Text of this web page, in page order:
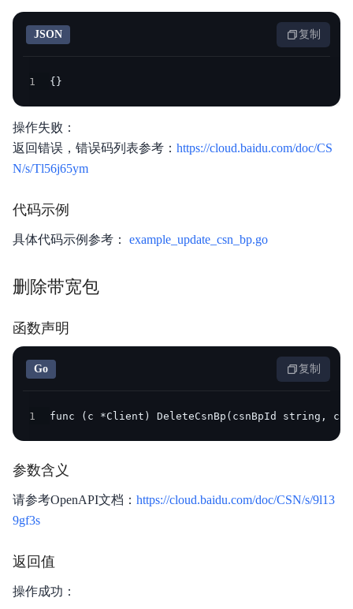
JSON 复制
1 {}
操作失败：
返回错误，错误码列表参考： https://cloud.baidu.com/doc/CS
N/s/Tl56j65ym
代码示例
具体代码示例参考： example_update_csn_bp.go
删除带宽包
函数声明
Go 复制
1 func (c *Client) DeleteCsnBp(csnBpId string,
参数含义
请参考OpenAPI文档： https://cloud.baidu.com/doc/CSN/s/9l13
9gf3s
返回值
操作成功：